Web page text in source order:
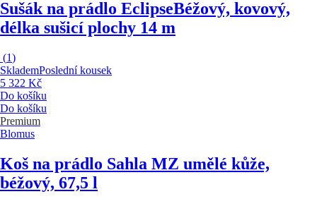
Sušák na prádlo EclipseBéžový, kovový,
délka sušicí plochy 14 m
(1)
SklademPoslední kousek
5 322 Kč
Do košíku
Do košíku
Premium
Blomus
Koš na prádlo Sahla MZ umělé kůže,
béžový, 67,5 l